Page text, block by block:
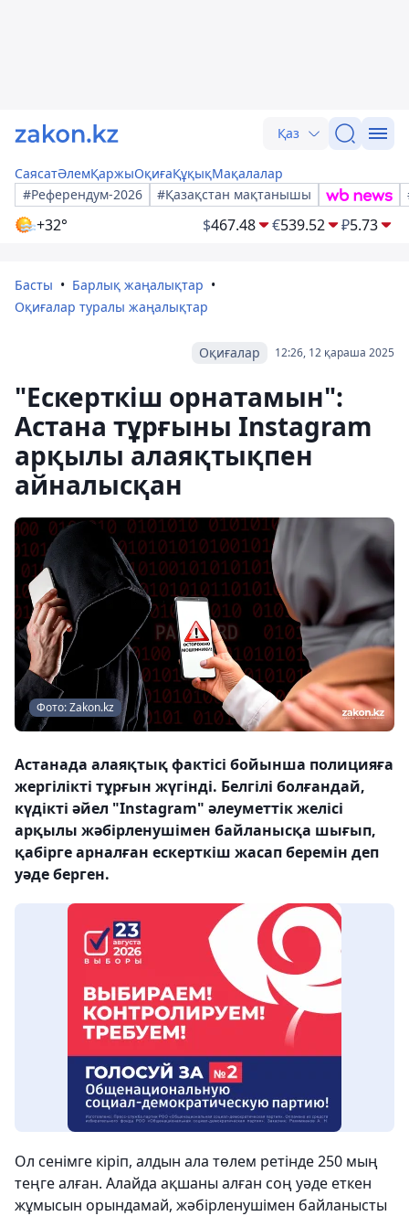
Қаз
СаясатӘлемҚаржыОқиғаҚұқықМақалалар
#Референдум-2026
#Қазақстан мақтанышы
+32° $467.48 €539.52 ₽5.73
Басты
Барлық жаңалықтар
Оқиғалар туралы жаңалықтар
12:26, 12 қараша 2025
Оқиғалар
"Ескерткіш орнатамын":
Астана тұрғыны Instagram
арқылы алаяқтықпен
айналысқан
Фото: Zakon.kz
Астанада алаяқтық фактісі бойынша полицияға
жергілікті тұрғын жүгінді. Белгілі болғандай,
күдікті әйел "Instagram" әлеуметтік желісі
арқылы жәбірленушімен байланысқа шығып,
қабірге арналған ескерткіш жасап беремін деп
уәде берген.
Ол сенімге кіріп, алдын ала төлем ретінде 250 мың
теңге алған. Алайда ақшаны алған соң уәде еткен
жұмысын орындамай, жәбірленушімен байланысты